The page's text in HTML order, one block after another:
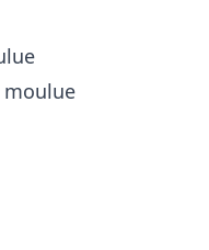
moulue